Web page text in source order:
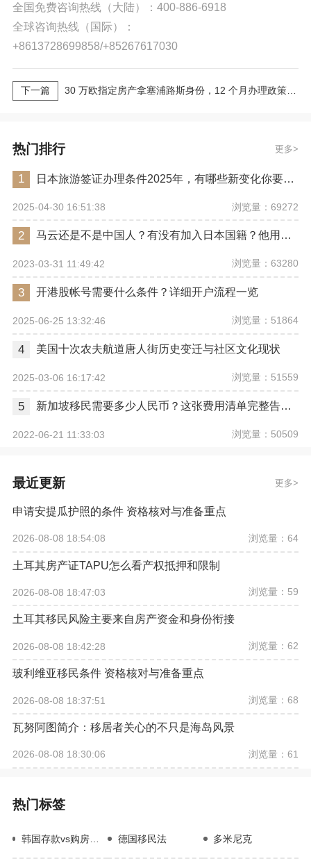
全国免费咨询热线（大陆）：400-886-6918
全球咨询热线（国际）：
+8613728699858/+85267617030
下一篇 30 万欧指定房产拿塞浦路斯身份，12 个月办理政策细则
热门排行 更多
1 日本旅游签证办理条件2025年，有哪些新变化你要注意？
2025-04-30 16:51:38 浏览量：69272
2 马云还是不是中国人？有没有加入日本国籍？他用了哪些身份畅行世界？
2023-03-31 11:49:42 浏览量：63280
3 开港股帐号需要什么条件？详细开户流程一览
2025-06-25 13:32:46 浏览量：51864
4 美国十次农夫航道唐人街历史变迁与社区文化现状
2025-03-06 16:17:42 浏览量：51559
5 新加坡移民需要多少人民币？这张费用清单完整告诉你
2022-06-21 11:33:03 浏览量：50509
最近更新 更多
申请安提瓜护照的条件 资格核对与准备重点
2026-08-08 18:54:08 浏览量：64
土耳其房产证TAPU怎么看产权抵押和限制
2026-08-08 18:47:03 浏览量：59
土耳其移民风险主要来自房产资金和身份衔接
2026-08-08 18:42:28 浏览量：62
玻利维亚移民条件 资格核对与准备重点
2026-08-08 18:37:51 浏览量：68
瓦努阿图简介：移居者关心的不只是海岛风景
2026-08-08 18:30:06 浏览量：61
热门标签
韩国存款vs购房哪个性价比高 德国移民法 多米尼克